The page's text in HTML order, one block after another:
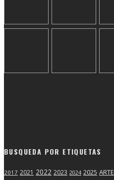
BUSQUEDA POR ETIQUETAS
2017 2021 2022 2023 2024 2025 ARTE